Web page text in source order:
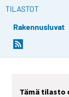
TILASTOT
Rakennusluvat
Tämä tilasto